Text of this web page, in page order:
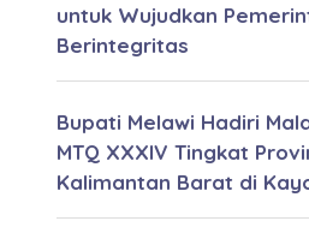
untuk Wujudkan
Berintegritas
Bupati Melawi Hadiri
MTQ XXXIV Tingkat
Kalimantan Barat di